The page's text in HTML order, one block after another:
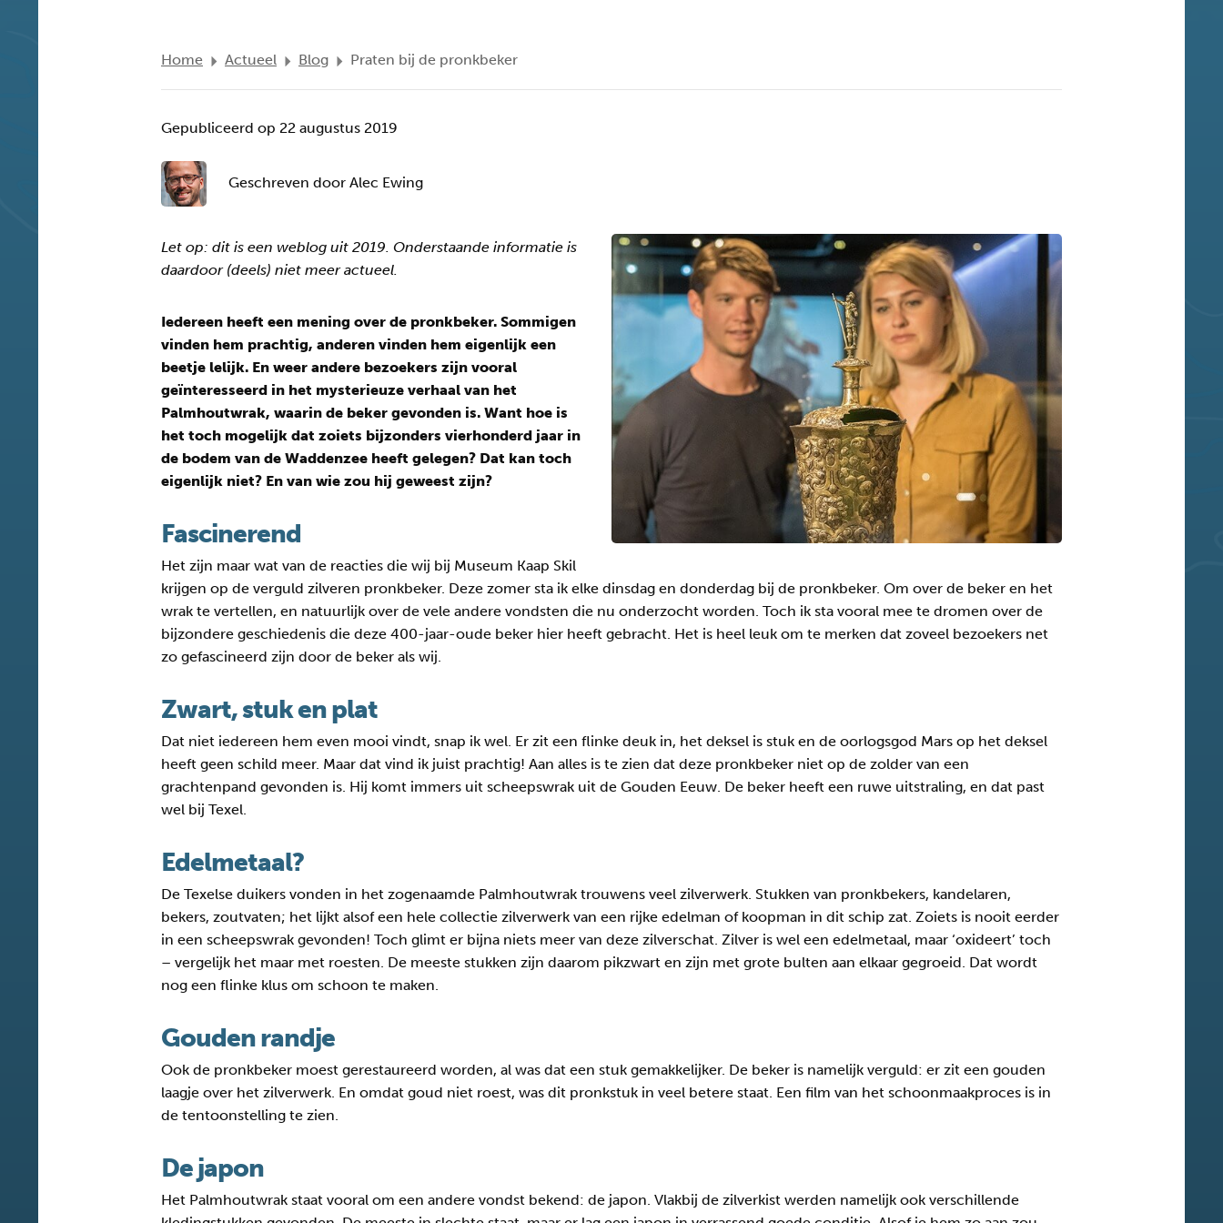
Home Actueel Blog Praten bij de pronkbeker
Gepubliceerd op 22 augustus 2019
Geschreven door Alec Ewing
Let op: dit is een weblog uit 2019. Onderstaande informatie is
daardoor (deels) niet meer actueel.
Iedereen heeft een mening over de pronkbeker. Sommigen
vinden hem prachtig, anderen vinden hem eigenlijk een
beetje lelijk. En weer andere bezoekers zijn vooral
geïnteresseerd in het mysterieuze verhaal van het
Palmhoutwrak, waarin de beker gevonden is. Want hoe is
het toch mogelijk dat zoiets bijzonders vierhonderd jaar in
de bodem van de Waddenzee heeft gelegen? Dat kan toch
eigenlijk niet? En van wie zou hij geweest zijn?
Fascinerend
Het zijn maar wat van de reacties die wij bij Museum Kaap Skil
krijgen op de verguld zilveren pronkbeker. Deze zomer sta ik elke dinsdag en donderdag bij de pronkbeker. Om over de beker en het
wrak te vertellen, en natuurlijk over de vele andere vondsten die nu onderzocht worden. Toch ik sta vooral mee te dromen over de
bijzondere geschiedenis die deze 400-jaar-oude beker hier heeft gebracht. Het is heel leuk om te merken dat zoveel bezoekers net
zo gefascineerd zijn door de beker als wij.
Zwart, stuk en plat
Dat niet iedereen hem even mooi vindt, snap ik wel. Er zit een flinke deuk in, het deksel is stuk en de oorlogsgod Mars op het deksel
heeft geen schild meer. Maar dat vind ik juist prachtig! Aan alles is te zien dat deze pronkbeker niet op de zolder van een
grachtenpand gevonden is. Hij komt immers uit scheepswrak uit de Gouden Eeuw. De beker heeft een ruwe uitstraling, en dat past
wel bij Texel.
Edelmetaal?
De Texelse duikers vonden in het zogenaamde Palmhoutwrak trouwens veel zilverwerk. Stukken van pronkbekers, kandelaren,
bekers, zoutvaten; het lijkt alsof een hele collectie zilverwerk van een rijke edelman of koopman in dit schip zat. Zoiets is nooit eerder
in een scheepswrak gevonden! Toch glimt er bijna niets meer van deze zilverschat. Zilver is wel een edelmetaal, maar ‘oxideert’ toch
– vergelijk het maar met roesten. De meeste stukken zijn daarom pikzwart en zijn met grote bulten aan elkaar gegroeid. Dat wordt
nog een flinke klus om schoon te maken.
Gouden randje
Ook de pronkbeker moest gerestaureerd worden, al was dat een stuk gemakkelijker. De beker is namelijk verguld: er zit een gouden
laagje over het zilverwerk. En omdat goud niet roest, was dit pronkstuk in veel betere staat. Een film van het schoonmaakproces is in
de tentoonstelling te zien.
De japon
Het Palmhoutwrak staat vooral om een andere vondst bekend: de japon. Vlakbij de zilverkist werden namelijk ook verschillende